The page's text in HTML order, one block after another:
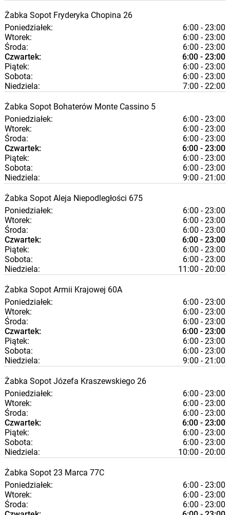
Żabka Sopot Fryderyka Chopina 26
Poniedziałek:
6:00 - 23:00
Wtorek:
6:00 - 23:00
Środa:
6:00 - 23:00
Czwartek:
6:00 - 23:00
Piątek:
6:00 - 23:00
Sobota:
6:00 - 23:00
Niedziela:
7:00 - 22:00
Żabka Sopot Bohaterów Monte Cassino 5
Poniedziałek:
6:00 - 23:00
Wtorek:
6:00 - 23:00
Środa:
6:00 - 23:00
Czwartek:
6:00 - 23:00
Piątek:
6:00 - 23:00
Sobota:
6:00 - 23:00
Niedziela:
9:00 - 21:00
Żabka Sopot Aleja Niepodległości 675
Poniedziałek:
6:00 - 23:00
Wtorek:
6:00 - 23:00
Środa:
6:00 - 23:00
Czwartek:
6:00 - 23:00
Piątek:
6:00 - 23:00
Sobota:
6:00 - 23:00
Niedziela:
11:00 - 20:00
Żabka Sopot Armii Krajowej 60A
Poniedziałek:
6:00 - 23:00
Wtorek:
6:00 - 23:00
Środa:
6:00 - 23:00
Czwartek:
6:00 - 23:00
Piątek:
6:00 - 23:00
Sobota:
6:00 - 23:00
Niedziela:
9:00 - 21:00
Żabka Sopot Józefa Kraszewskiego 26
Poniedziałek:
6:00 - 23:00
Wtorek:
6:00 - 23:00
Środa:
6:00 - 23:00
Czwartek:
6:00 - 23:00
Piątek:
6:00 - 23:00
Sobota:
6:00 - 23:00
Niedziela:
10:00 - 20:00
Żabka Sopot 23 Marca 77C
Poniedziałek:
6:00 - 23:00
Wtorek:
6:00 - 23:00
Środa:
6:00 - 23:00